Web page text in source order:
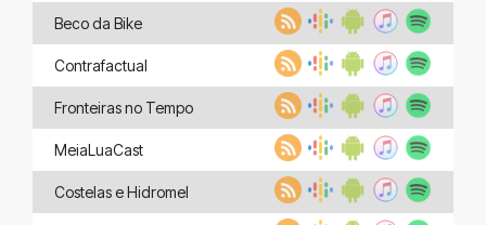
Beco da Bike
Contrafactual
Fronteiras no Tempo
MeiaLuaCast
Costelas e Hidromel